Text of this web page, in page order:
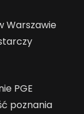
Warszawie
PGE
poznania